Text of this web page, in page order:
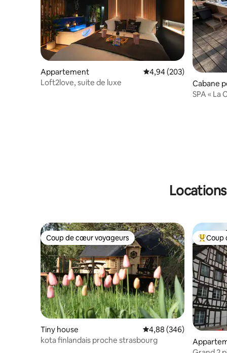
Appartement Évaluation moyenne
4,94 (203)
Loft2love, suite de luxe
Cabane
SPA « La
Coup de cœur voyageurs
Coup de cœur voyageurs
Tiny house Évaluation moyenne
4,88 (346)
kota finlandais proche strasbourg
Coups
Coup